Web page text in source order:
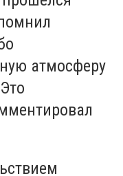
атмосферу